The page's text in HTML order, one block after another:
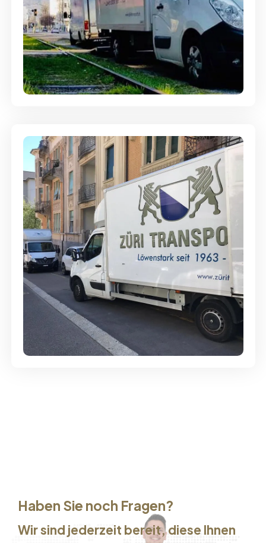
Ein- und Auspackservice
Günstige Umzüge - Hervorragender
Service
Haben Sie noch Fragen?
Wir sind jederzeit bereit, diese Ihnen